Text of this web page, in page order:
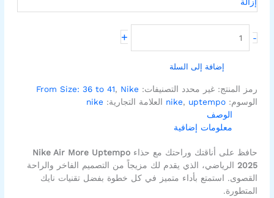
-
+
إضافة إلى السلة
رمز المنتج:غير محدد التصنيفات: From Size: 36 to 41, Nike
الوسوم:
nike, uptempo العلامة التجارية: nike
الوصف
معلومات إضافية
حافظ على أناقتك وراحتك مع حذاءNike Air More Uptempo
2025 الرياضي، الذي يقدم لك مزيجاً من التصميم الفاخر والراحة
القصوى. استمتع بأداء متميز في كل خطوة بفضل تقنيات نايك
المتطورة.